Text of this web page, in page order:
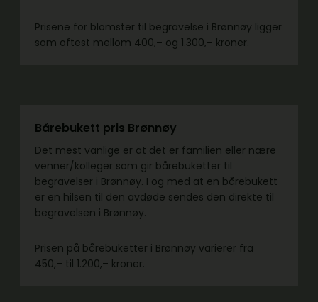
Prisene for blomster til begravelse i Brønnøy ligger
som oftest mellom 400,– og 1.300,– kroner.
Bårebukett pris Brønnøy
Det mest vanlige er at det er familien eller nære
venner/kolleger som gir bårebuketter til
begravelser i Brønnøy. I og med at en bårebukett
er en hilsen til den avdøde sendes den direkte til
begravelsen i Brønnøy.
Prisen på bårebuketter i Brønnøy varierer fra
450,– til 1.200,– kroner.